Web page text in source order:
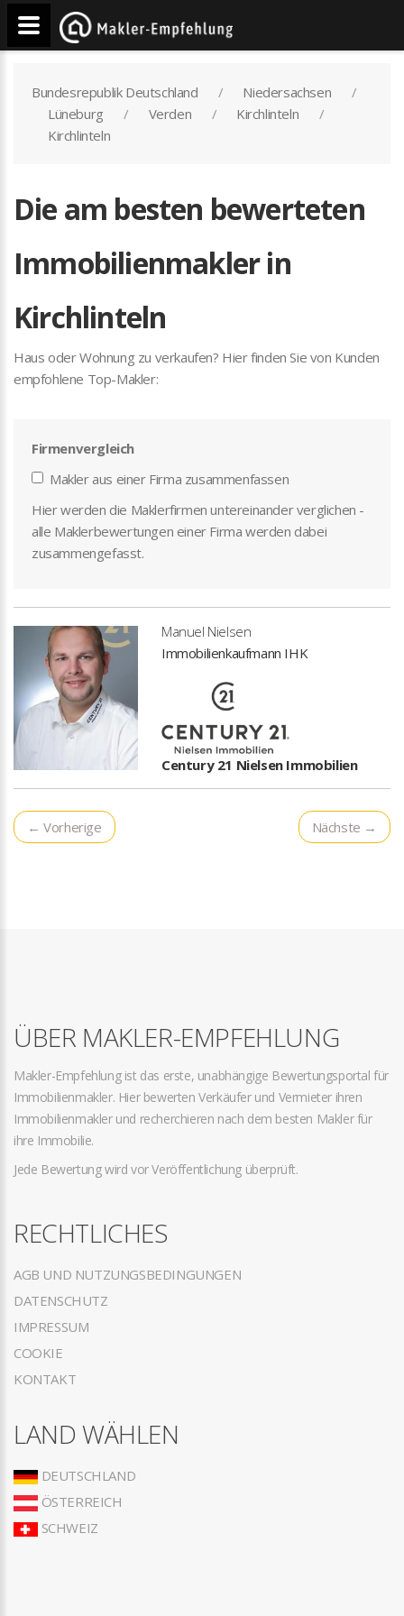
Bundesrepublik Deutschland
Niedersachsen
Lüneburg
Verden
Kirchlinteln
Kirchlinteln
Die am besten bewerteten
Immobilienmakler in
Kirchlinteln
Haus oder Wohnung zu verkaufen? Hier finden Sie von Kunden
empfohlene Top-Makler:
Firmenvergleich
Makler aus einer Firma zusammenfassen
Hier werden die Maklerfirmen untereinander verglichen -
alle Maklerbewertungen einer Firma werden dabei
zusammengefasst.
Manuel Nielsen
Immobilienkaufmann IHK
Century 21 Nielsen Immobilien
← Vorherige Nächste →
ÜBER MAKLER-EMPFEHLUNG
Makler-Empfehlung ist das erste, unabhängige Bewertungsportal für
Immobilienmakler. Hier bewerten Verkäufer und Vermieter ihren
Immobilienmakler und recherchieren nach dem besten Makler für
ihre Immobilie.
Jede Bewertung wird vor Veröffentlichung überprüft.
RECHTLICHES
AGB UND NUTZUNGSBEDINGUNGEN
DATENSCHUTZ
IMPRESSUM
COOKIE
KONTAKT
LAND WÄHLEN
DEUTSCHLAND
ÖSTERREICH
SCHWEIZ